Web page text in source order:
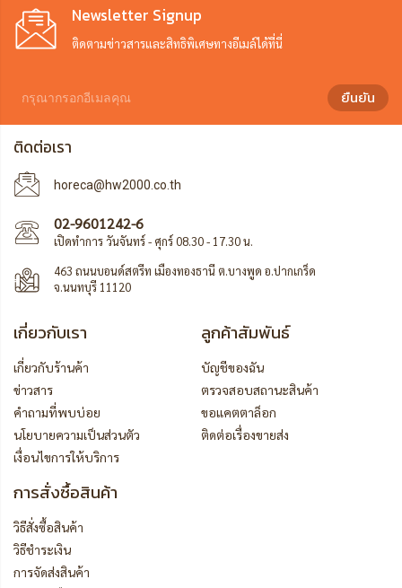
Newsletter Signup
ติดตามข่าวสารและสิทธิพิเศษทางอีเมล์ได้ที่นี่
ยืนยัน
ติดต่อเรา
horeca@hw2000.co.th
02-9601242-6
เปิดทำการ วันจันทร์ - ศุกร์ 08.30 - 17.30 น.
463 ถนนบอนด์สตรีท เมืองทองธานี ต.บางพูด อ.ปากเกร็ด
จ.นนทบุรี 11120
เกี่ยวกับเรา
เกี่ยวกับร้านค้า
ข่าวสาร
คำถามที่พบบ่อย
นโยบายความเป็นส่วนตัว
เงื่อนไขการให้บริการ
ลูกค้าสัมพันธ์
บัญชีของฉัน
ตรวจสอบสถานะสินค้า
ขอแคตตาล็อก
ติดต่อเรื่องขายส่ง
การสั่งซื้อสินค้า
วิธีสั่งซื้อสินค้า
วิธีชำระเงิน
การจัดส่งสินค้า